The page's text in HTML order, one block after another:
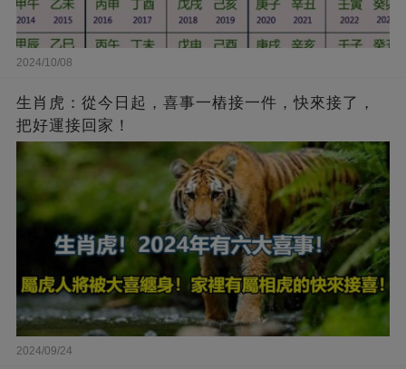
2024/10/08
生肖虎：從今日起，喜事一樁接一件，快來接了，
把好運接回家！
2024/09/24